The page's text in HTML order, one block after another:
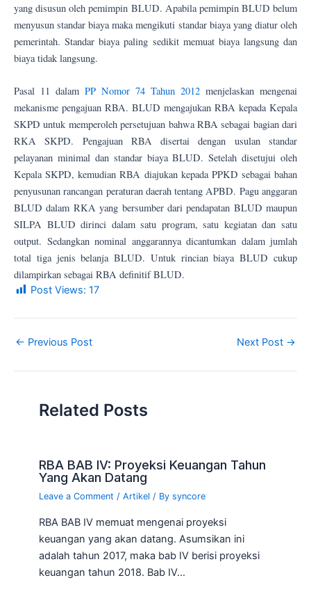
yang disusun oleh pemimpin BLUD. Apabila pemimpin BLUD belum
menyusun standar biaya maka mengikuti standar biaya yang diatur oleh
pemerintah. Standar biaya paling sedikit memuat biaya langsung dan
biaya tidak langsung.
Pasal 11 dalam PP Nomor 74 Tahun 2012 menjelaskan mengenai
mekanisme pengajuan RBA. BLUD mengajukan RBA kepada Kepala
SKPD untuk memperoleh persetujuan bahwa RBA sebagai bagian dari
RKA SKPD. Pengajuan RBA disertai dengan usulan standar
pelayanan minimal dan standar biaya BLUD. Setelah disetujui oleh
Kepala SKPD, kemudian RBA diajukan kepada PPKD sebagai bahan
penyusunan rancangan peraturan daerah tentang APBD. Pagu anggaran
BLUD dalam RKA yang bersumber dari pendapatan BLUD maupun
SILPA BLUD dirinci dalam satu program, satu kegiatan dan satu
output. Sedangkan nominal anggarannya dicantumkan dalam jumlah
total tiga jenis belanja BLUD. Untuk rincian biaya BLUD cukup
dilampirkan sebagai RBA definitif BLUD.
Post Views: 17
← Previous Post Next Post →
Related Posts
RBA BAB IV: Proyeksi Keuangan Tahun
Yang Akan Datang
Leave a Comment /Artikel / Bysyncore
RBA BAB IV memuat mengenai proyeksi
keuangan yang akan datang. Asumsikan ini
adalah tahun 2017, maka bab IV berisi proyeksi
keuangan tahun 2018. Bab IV…